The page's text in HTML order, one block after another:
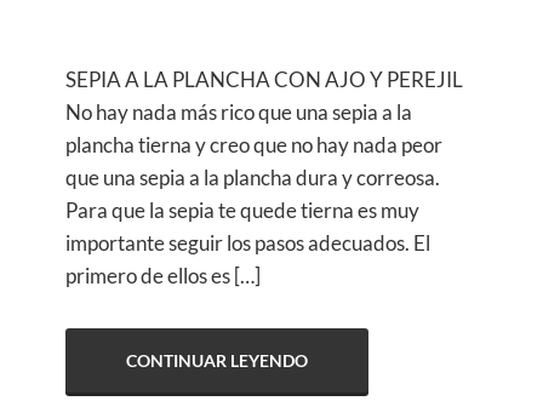
SEPIA A LA PLANCHA CON AJO Y PEREJIL
No hay nada más rico que una sepia a la
plancha tierna y creo que no hay nada peor
que una sepia a la plancha dura y correosa.
Para que la sepia te quede tierna es muy
importante seguir los pasos adecuados. El
primero de ellos es […]
CONTINUAR LEYENDO